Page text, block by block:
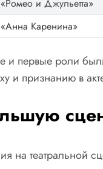
«Ромео и Джульетта»
«Анна Каренина»
и первые роли
и признанию в
на театральной